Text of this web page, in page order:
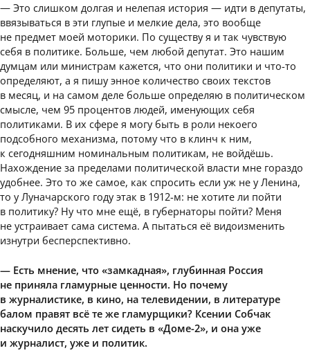
— Это слишком долгая и нелепая история — идти в депутаты,
ввязываться в эти глупые и мелкие дела, это вообще
не предмет моей моторики. По существу я и так чувствую
себя в политике. Больше, чем любой депутат. Это нашим
думцам или министрам кажется, что они политики и что-то
определяют, а я пишу энное количество своих текстов
в месяц, и на самом деле больше определяю в политическом
смысле, чем 95 процентов людей, именующих себя
политиками. В их сфере я могу быть в роли некоего
подсобного механизма, потому что в клинч к ним,
к сегодняшним номинальным политикам, не войдёшь.
Нахождение за пределами политической власти мне гораздо
удобнее. Это то же самое, как спросить если уж не у Ленина,
то у Луначарского году этак в 1912-м: не хотите ли пойти
в политику? Ну что мне ещё, в губернаторы пойти? Меня
не устраивает сама система. А пытаться её видоизменить
изнутри бесперспективно.
— Есть мнение, что «замкадная», глубинная Россия
не приняла гламурные ценности. Но почему
в журналистике, в кино, на телевидении, в литературе
балом правят всё те же гламурщики? Ксении Собчак
наскучило десять лет сидеть в «Доме-2», и она уже
и журналист, уже и политик.